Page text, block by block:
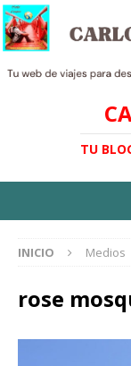
TU
INICIO Medios
rose